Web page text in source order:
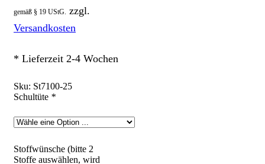
gemäß § 19 UStG. zzgl.
Versandkosten
* Lieferzeit 2-4 Wochen
Sku: St7100-25
Schultüte *
Stoffwünsche (bitte 2
Stoffe auswählen, wird